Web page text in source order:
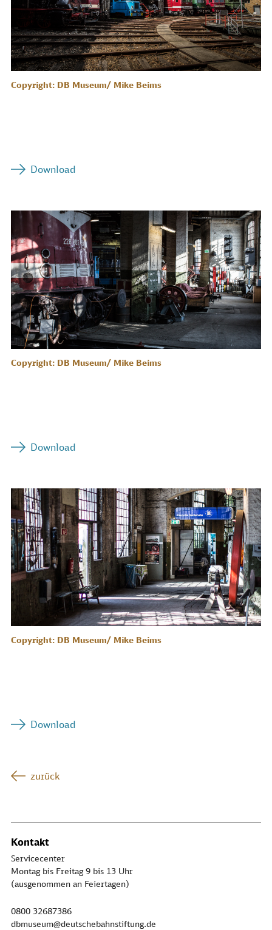
Copyright: DB Museum/ Mike Beims
Download
Copyright: DB Museum/ Mike Beims
Download
Copyright: DB Museum/ Mike Beims
Download
zurück
Kontakt
Servicecenter
Montag bis Freitag 9 bis 13 Uhr
(ausgenommen an Feiertagen)
0800 32687386
dbmuseum@deutschebahnstiftung.de